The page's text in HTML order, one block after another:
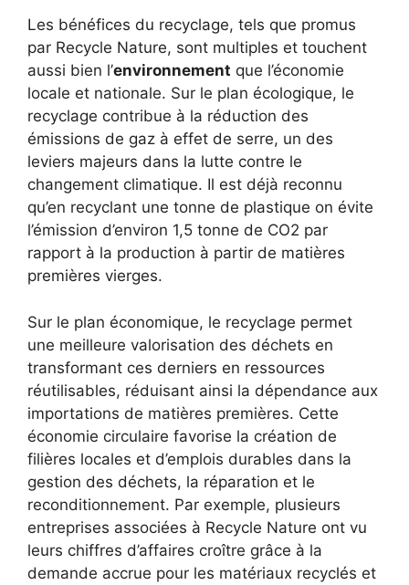
Les bénéfices du recyclage, tels que promus
par Recycle Nature, sont multiples et touchent
aussi bien l’environnement que l’économie
locale et nationale. Sur le plan écologique, le
recyclage contribue à la réduction des
émissions de gaz à effet de serre, un des
leviers majeurs dans la lutte contre le
changement climatique. Il est déjà reconnu
qu’en recyclant une tonne de plastique on évite
l’émission d’environ 1,5 tonne de CO2 par
rapport à la production à partir de matières
premières vierges.
Sur le plan économique, le recyclage permet
une meilleure valorisation des déchets en
transformant ces derniers en ressources
réutilisables, réduisant ainsi la dépendance aux
importations de matières premières. Cette
économie circulaire favorise la création de
filières locales et d’emplois durables dans la
gestion des déchets, la réparation et le
reconditionnement. Par exemple, plusieurs
entreprises associées à Recycle Nature ont vu
leurs chiffres d’affaires croître grâce à la
demande accrue pour les matériaux recyclés et